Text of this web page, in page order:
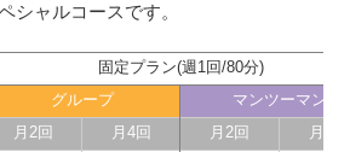
シャルコースです。
固定プラン(週1回/80分)
グループ
マンツーマン
月2回
月4回 月2回 月4回